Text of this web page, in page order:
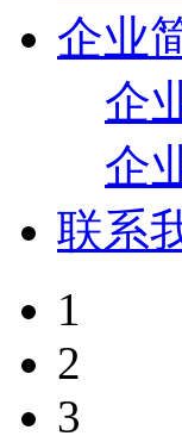
企业
企
企
联系
1
2
3